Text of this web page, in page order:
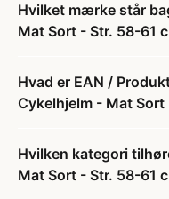
Hvilket mærke står
Mat Sort - Str. 58-61
Hvad er EAN /
Cykelhjelm - Mat Sort
Hvilken kategori
Mat Sort - Str. 58-61